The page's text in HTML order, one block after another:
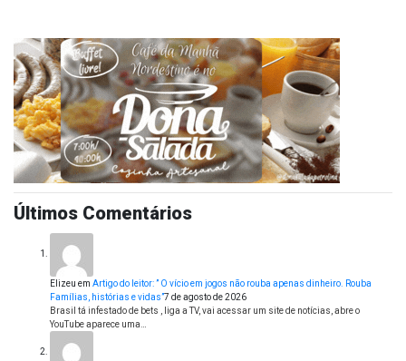
Últimos Comentários
Elizeu em Artigo do leitor: ” O vício em jogos não rouba apenas dinheiro. Rouba
Famílias, histórias e vidas”7 de agosto de 2026
Brasil tá infestado de bets , liga a TV, vai acessar um site de notícias, abre o
YouTube aparece uma…